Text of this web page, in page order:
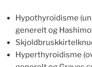
Hypothyroidisme
generelt og
Hyperthyroidisme